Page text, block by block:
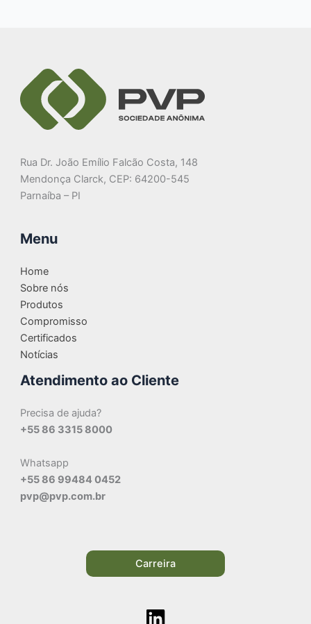
Rua Dr. João Emílio Falcão Costa, 148
Mendonça Clarck, CEP: 64200-545
Parnaíba – PI
Menu
Home
Sobre nós
Produtos
Compromisso
Certificados
Notícias
Atendimento ao Cliente
Precisa de ajuda?
+55 86 3315 8000
Whatsapp
+55 86 99484 0452
pvp@pvp.com.br
Carreira